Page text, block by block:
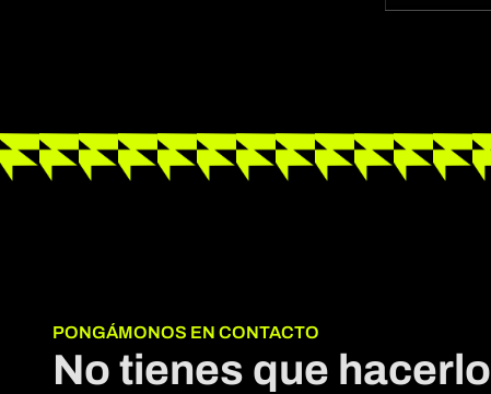
PONGÁMONOS EN CONTACTO
No tienes que hacerlo